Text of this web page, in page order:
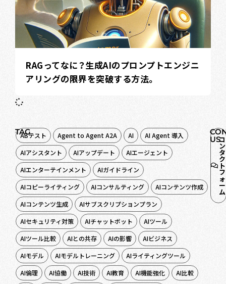
RAGってなに？生成AIのプロンプトエンジニ
アリングの限界を突破する方法。
TAG
ABテスト Agent to Agent A2A AI
AI Agent 導入
AIアシスタント
AIアップデート
AIエージェント
AIエンターテインメント
AIガイドライン
AIコピーライティング
AIコンサルティング
AIコンテンツ作成
AIコンテンツ生成
AIサブスクリプションプラン
AIセキュリティ対策
AIチャットボット
AIツール
AIツール比較
AIとの共存 AIの影響
AIビジネス
AIモデル
AIモデルトレーニング
AIライティングツール
AI倫理
AI協働 AI技術 AI教育 AI機能強化
AI比較
USコ
ン
タ
ク
ト
フ
ォ
ー
ム